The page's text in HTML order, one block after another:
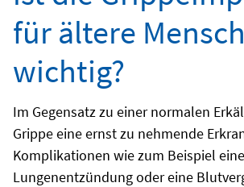
für ältere
wichtig?
Im Gegensatz zu einer normalen
Grippe eine ernst zu nehmende
Komplikationen wie zum Beispiel eine
Lungenentzündung oder eine